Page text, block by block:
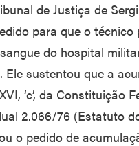
de Justiça de
para que o técnico
do hospital
Ele sustentou que a
‘c’, da Constituição
2.066/76 (Estatuto
o pedido de